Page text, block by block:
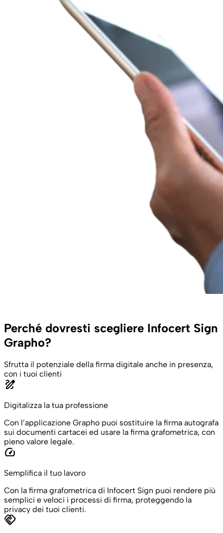
Perché dovresti scegliere Infocert Sign
Grapho?
Sfrutta il potenziale della firma digitale anche in presenza,
con i tuoi clienti
draw
Digitalizza la tua professione
Con l’applicazione Grapho puoi sostituire la firma autografa
sui documenti cartacei ed usare la firma grafometrica, con
pieno valore legale.
speed
Semplifica il tuo lavoro
Con la firma grafometrica di Infocert Sign puoi rendere più
semplici e veloci i processi di firma, proteggendo la
privacy dei tuoi clienti.
handshake